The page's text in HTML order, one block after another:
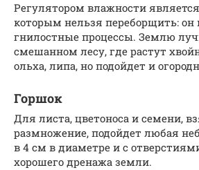
Регулятором влажности
которым нельзя переборщить:
гнилостные процессы. Землю
смешанном лесу, где растут
ольха, липа, но подойдет и
Горшок
Для листа, цветоноса и семени,
размножение, подойдет любая
в 4 см в диаметре и с
хорошего дренажа земли.